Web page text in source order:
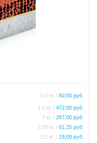
ИСКУССТВЕННАЯ ТРАВА
0.2 кг. / 60,00 руб.
1.6 кг. / 472,00 руб.
7 кг. / 287,00 руб.
0.35 кг. / 61,25 руб.
0.1 кг. / 19,00 руб.